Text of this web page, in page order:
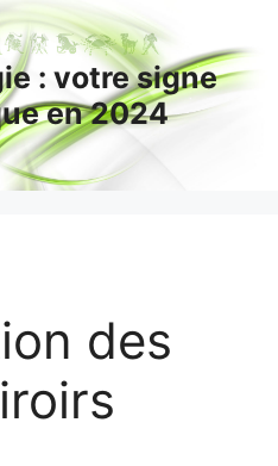
: votre signe
en 2024
des